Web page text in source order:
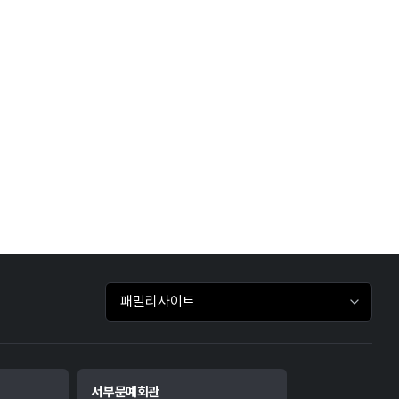
패밀리사이트 바로가기
서부문예회관